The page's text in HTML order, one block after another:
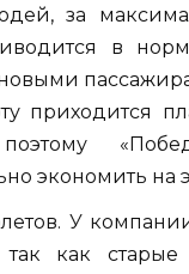
за
в
новыми
приходится
экономить на
У
так как